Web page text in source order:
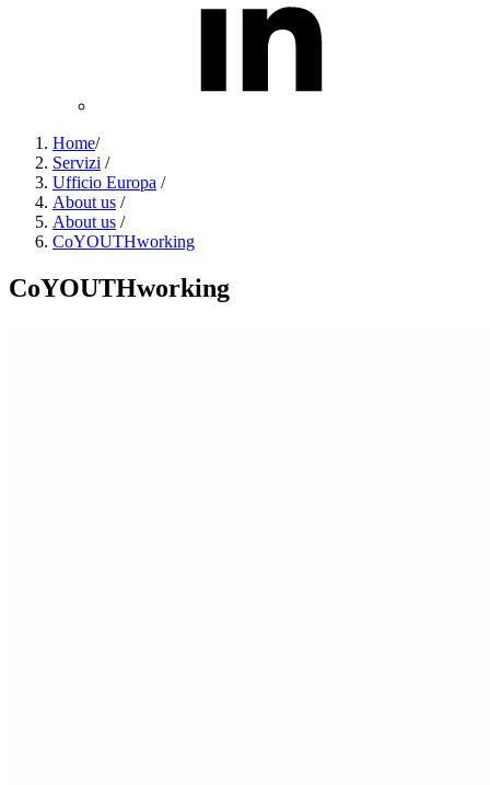
Home/
Servizi /
Ufficio Europa /
About us /
About us /
CoYOUTHworking
CoYOUTHworking